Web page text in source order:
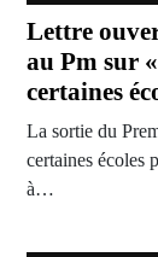
Lettre
au Pm sur
certaines
La sortie du
certaines écoles
à…